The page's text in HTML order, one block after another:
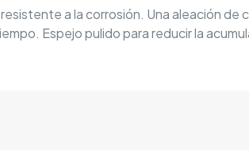
a la corrosión. Una aleación
Espejo pulido para reducir la